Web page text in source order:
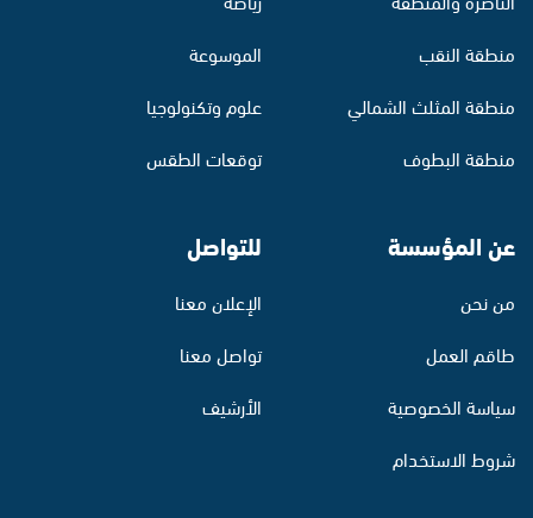
منطقة النقب
منطقة المثلث الشمالي
منطقة البطوف
الموسوعة
علوم وتكنولوجيا
توقعات الطقس
عن المؤسسة
من نحن
طاقم العمل
سياسة الخصوصية
شروط الاستخدام
للتواصل
الإعلان معنا
تواصل معنا
الأرشيف